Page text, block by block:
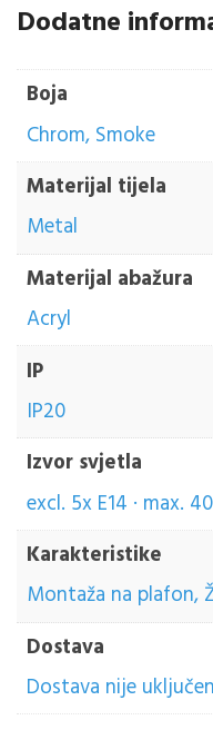
Dodatne
Boja
Chrom, Smoke
Materijal tijela
Metal
Materijal abažura
Acryl
IP
IP20
Izvor svjetla
excl. 5x E14 · max.
Karakteristike
Montaža na plafon,
Dostava
Dostava nije